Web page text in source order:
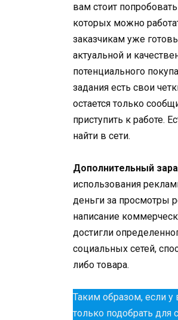
вам стоит
которых можно
заказчикам уже
актуальной и
потенциального
задания есть свои
остается только
приступить к работе.
найти в сети.
Дополнительный
использования
деньги за просмотры
написание
достигли
социальных сетей,
либо товара.
Таким образом, если у
только подобрать для